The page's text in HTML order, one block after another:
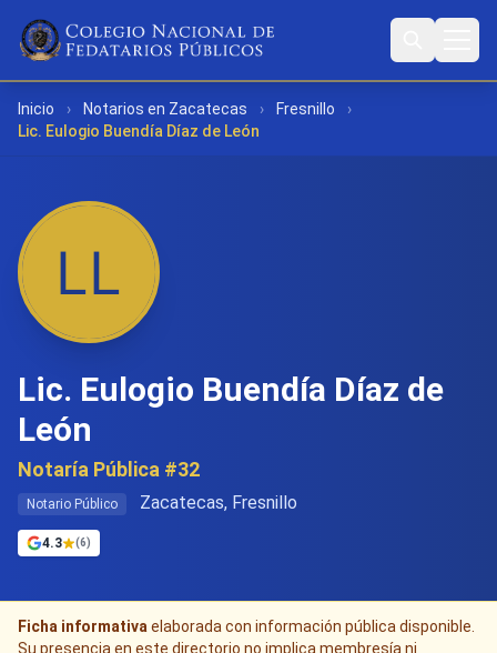
Inicio › Notarios en Zacatecas › Fresnillo
›
Lic. Eulogio Buendía Díaz de León
Lic. Eulogio Buendía Díaz de
León
Notaría Pública #32
Notario Público Zacatecas, Fresnillo
4.3 (6)
Ficha informativa elaborada con información pública disponible.
Su presencia en este directorio no implica membresía ni